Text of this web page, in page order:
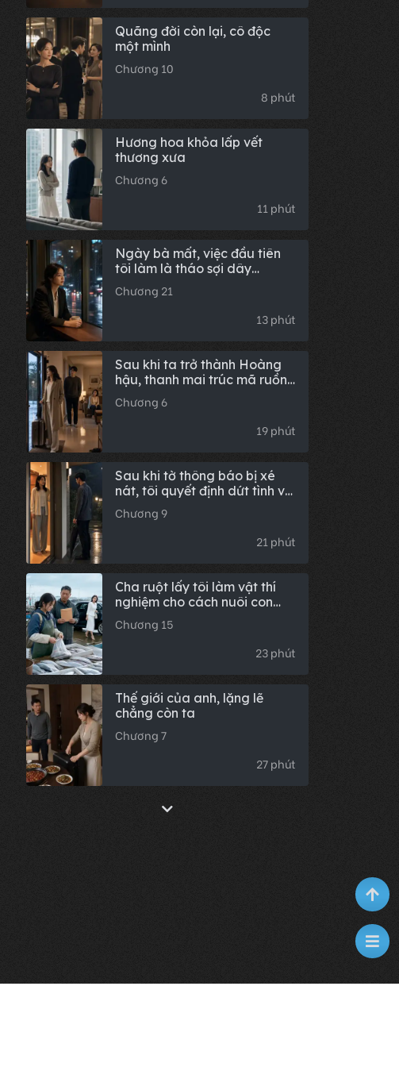
Quãng đời còn lại, cô độc
một mình
Chương 10
8 phút
Hương hoa khỏa lấp vết
thương xưa
Chương 6
11 phút
Ngày bà mất, việc đầu tiên
tôi làm là tháo sợi dây
chuyền của bà.
Chương 21
13 phút
Sau khi ta trở thành Hoàng
hậu, thanh mai trúc mã ruồng
bỏ ta để cưới người khác đã
hối hận phát điên
Chương 6
19 phút
Sau khi tờ thông báo bị xé
nát, tôi quyết định dứt tình với
họ
Chương 9
21 phút
Cha ruột lấy tôi làm vật thí
nghiệm cho cách nuôi con
nghèo khổ, mười tám năm
sau tôi xé nát kịch bản hào
Chương 15
23 phút
Thế giới của anh, lặng lẽ
chẳng còn ta
Chương 7
27 phút